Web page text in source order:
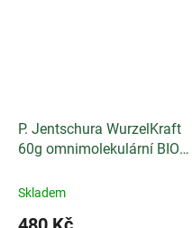
P. Jentschura WurzelKraft
60g omnimolekulární BIO
Skladem